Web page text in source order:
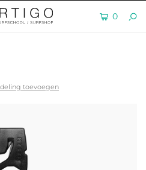
0
toevoegen